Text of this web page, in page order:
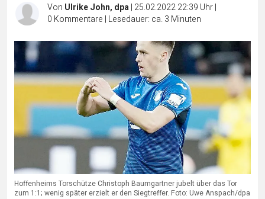
Von Ulrike John, dpa| 25.02.2022 22:39 Uhr|
0 Kommentare | Lesedauer: ca. 3 Minuten
Hoffenheims Torschütze Christoph Baumgartner jubelt über das Tor
zum 1:1; wenig später erzielt er den Siegtreffer. Foto: Uwe Anspach/dpa